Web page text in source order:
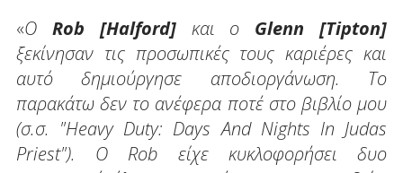
«Ο Rob [Halford] και ο Glenn [Tipton]
ξεκίνησαν τις προσωπικές τους καριέρες και
αυτό δημιούργησε αποδιοργάνωση. Το
παρακάτω δεν το ανέφερα ποτέ στο βιβλίο μου
(σ.σ. "Heavy Duty: Days Αnd Nights Ιn Judas
Priest"). Ο Rob είχε κυκλοφορήσει δυο